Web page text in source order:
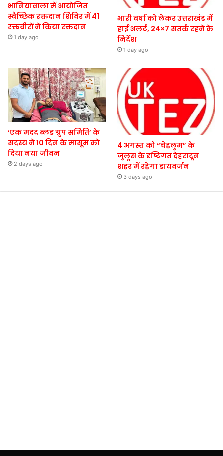
भानियावाला में आयोजित
स्वैच्छिक रक्तदान शिविर में 41
रक्तवीरों ने किया रक्तदान
1 day ago
भारी वर्षा को लेकर उत्तराखंड में
हाई अलर्ट, 24×7 सतर्क रहने के
निर्देश
1 day ago
‘एक मदद ब्लड ग्रुप समिति’ के
सदस्य ने 10 दिन के मासूम को
दिया नया जीवन
2 days ago
4 अगस्त को “चेहलुम” के
जुलूस के दृष्टिगत देहरादून
शहर में रहेगा डायवर्जन
3 days ago